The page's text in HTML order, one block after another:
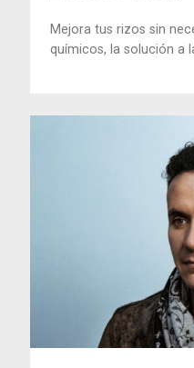
Mejora tus rizos sin
químicos, la solución a